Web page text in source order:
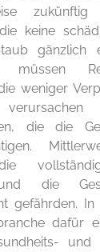
keine
gänzlich
weniger
die die
die
gefährden.
dafür
und